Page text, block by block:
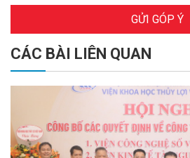
GỬI GÓP Ý
CÁC BÀI LIÊN QUAN